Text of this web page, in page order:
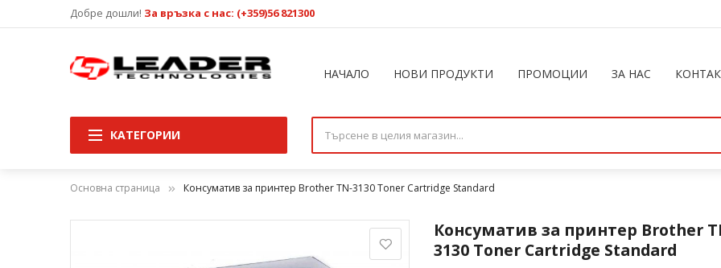
Добре дошли! За връзка с нас: (+359)56 821300
НАЧАЛО НОВИ ПРОДУКТИ ПРОМОЦИИ ЗА НАС
КАТЕГОРИИ
Основна страница Консуматив за принтер Brother TN-3130 Toner Cartridge Standard
Консуматив за принтер Brother
3130 Toner Cartridge Standard